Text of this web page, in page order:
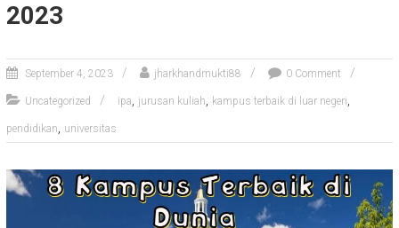
2023
September 4, 2023 jharkhandmukti88 0 Comment
Uncategorized ipa, jurusan kuliah, kampus terbaik di luar negeri,
pendidikan, universitas